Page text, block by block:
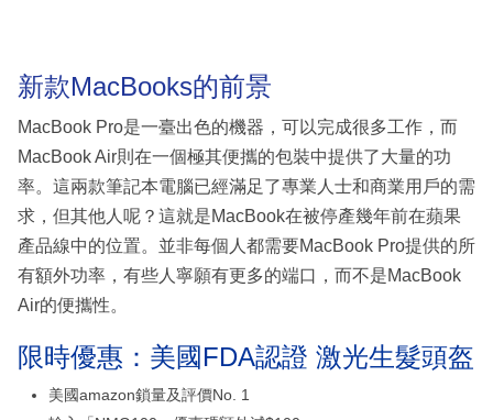
新款MacBooks的前景
MacBook Pro是一臺出色的機器，可以完成很多工作，而
MacBook Air則在一個極其便攜的包裝中提供了大量的功
率。這兩款筆記本電腦已經滿足了專業人士和商業用戶的需
求，但其他人呢？這就是MacBook在被停產幾年前在蘋果
產品線中的位置。並非每個人都需要MacBook Pro提供的所
有額外功率，有些人寧願有更多的端口，而不是MacBook
Air的便攜性。
限時優惠：美國FDA認證 激光生髮頭盔
美國amazon鎖量及評價No. 1